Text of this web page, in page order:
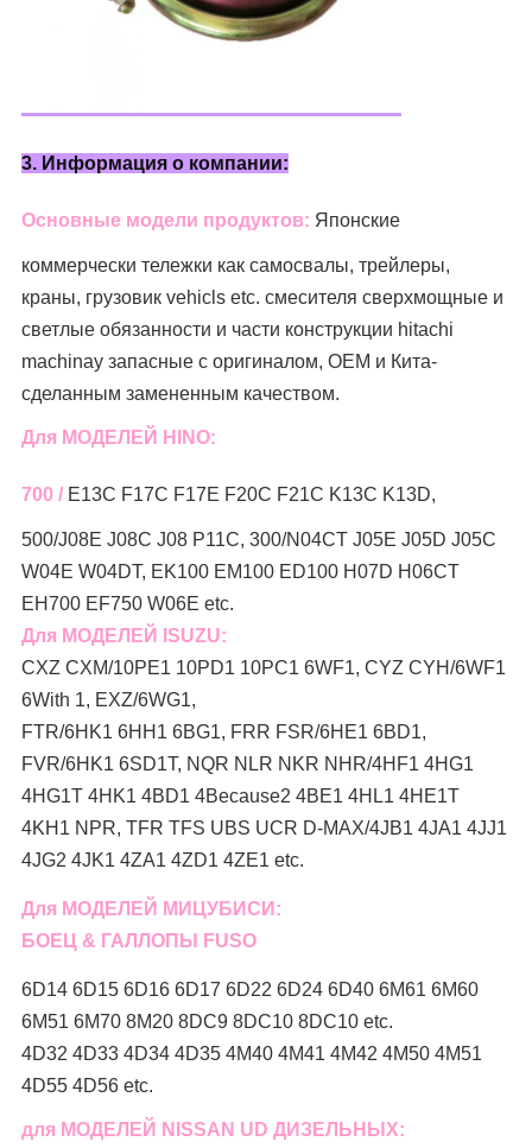
3. Информация о компании:
Основные модели продуктов: Японские
коммерчески тележки как самосвалы, трейлеры,
краны, грузовикvehicls etc. смесителя сверхмощные и
светлые обязанности и части конструкции hitachi
machinay запасные с оригиналом, OEM и Кита-
сделанным замененным качеством.
Для МОДЕЛЕЙ HINO:
700 / E13C F17C F17E F20C F21C K13C K13D,
500/J08E J08C J08 P11C, 300/N04CT J05E J05D J05C
W04E W04DT, EK100 EM100 ED100 H07D H06CT
EH700 EF750 W06E etc.
Для МОДЕЛЕЙ ISUZU:
CXZ CXM/10PE1 10PD1 10PC1 6WF1, CYZ CYH/6WF1
6With 1, EXZ/6WG1,
FTR/6HK1 6HH1 6BG1, FRR FSR/6HE1 6BD1,
FVR/6HK1 6SD1T, NQR NLR NKR NHR/4HF1 4HG1
4HG1T 4HK1 4BD1 4Because2 4BE1 4HL1 4HE1T
4KH1 NPR, TFR TFS UBS UCR D-MAX/4JB1 4JA1 4JJ1
4JG2 4JK1 4ZA1 4ZD1 4ZE1 etc.
Для МОДЕЛЕЙ МИЦУБИСИ:
БОЕЦ & ГАЛЛОПЫ FUSO
6D14 6D15 6D16 6D17 6D22 6D24 6D40 6M61 6M60
6M51 6M70 8M20 8DC9 8DC10 8DC10 etc.
4D32 4D33 4D34 4D35 4M40 4M41 4M42 4M50 4M51
4D55 4D56 etc.
для МОДЕЛЕЙ NISSAN UD ДИЗЕЛЬНЫХ: